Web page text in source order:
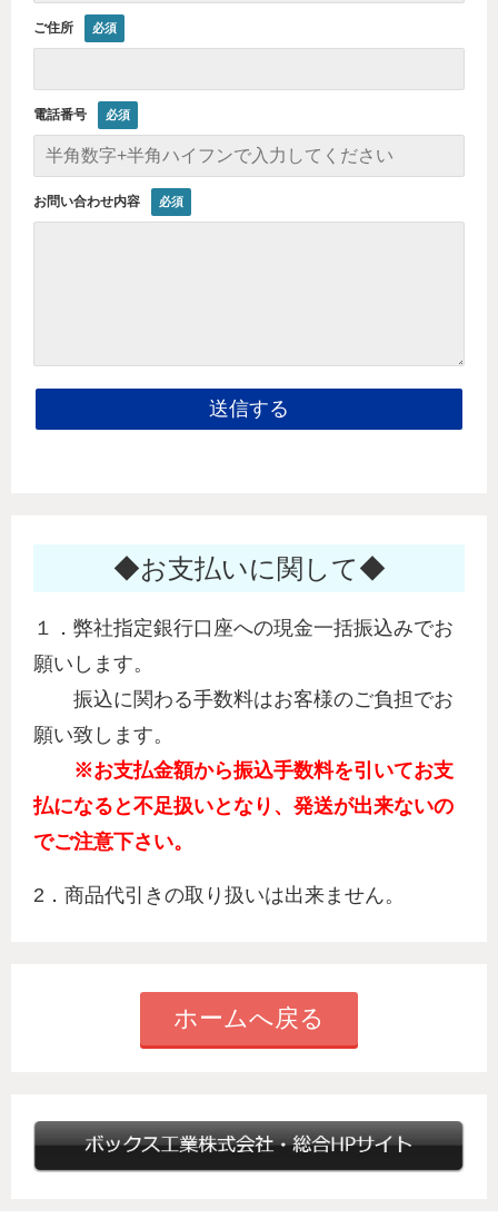
ご住所
電話番号
お問い合わせ内容
◆お支払いに関して◆
１．弊社指定銀行口座への現金一括振込みでお
願いします。
振込に関わる手数料はお客様のご負担でお
願い致します。
※お支払金額から振込手数料を引いてお支
払になると不足扱いとなり、 発送が出来ないの
でご注意下さい。
2．商品代引きの取り扱いは出来ません。
ホームへ戻る